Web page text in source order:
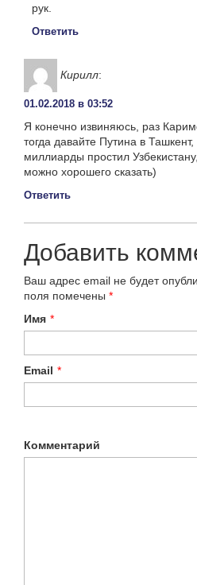
рук.
Ответить
Кирилл:
01.02.2018 в 03:52
Я конечно извиняюсь, раз
тогда давайте Путина в
миллиарды простил
можно хорошего сказать)
Ответить
Добавить
Ваш адрес email не будет
поля помечены *
Имя *
Email *
Комментарий